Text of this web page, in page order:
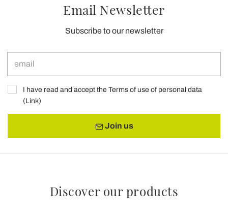
Email Newsletter
Subscribe to our newsletter
I have read and accept the Terms of use of personal data
(Link)
Join us
Discover our products